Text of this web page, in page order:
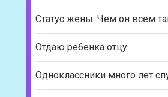
Статус жены. Чем он всем
Отдаю ребенка отцу...
Одноклассники много лет